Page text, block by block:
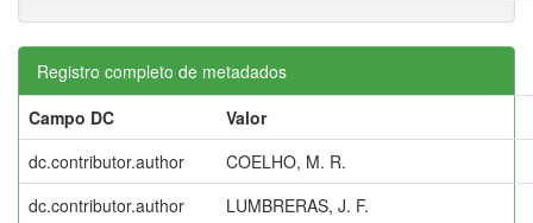
Registro completo de metadados
Campo DC
Valor
dc.contributor.author
COELHO, M. R.
dc.contributor.author
LUMBRERAS, J. F.